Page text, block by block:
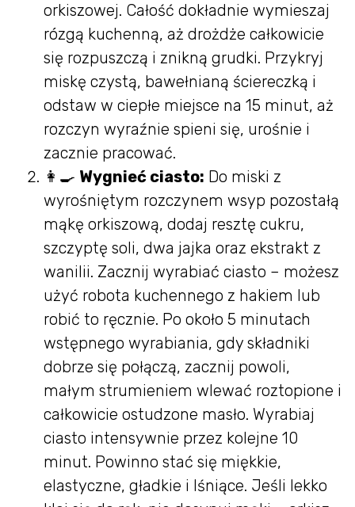
orkiszowej. Całość dokładnie wymieszaj
rózgą kuchenną, aż drożdże całkowicie
się rozpuszczą i znikną grudki. Przykryj
miskę czystą, bawełnianą ściereczką i
odstaw w ciepłe miejsce na 15 minut, aż
rozczyn wyraźnie spieni się, urośnie i
zacznie pracować.
👩‍🍳 Wygnieć ciasto: Do miski z
wyrośniętym rozczynem wsyp pozostałą
mąkę orkiszową, dodaj resztę cukru,
szczyptę soli, dwa jajka oraz ekstrakt z
wanilii. Zacznij wyrabiać ciasto – możesz
użyć robota kuchennego z hakiem lub
robić to ręcznie. Po około 5 minutach
wstępnego wyrabiania, gdy składniki
dobrze się połączą, zacznij powoli,
małym strumieniem wlewać roztopione i
całkowicie ostudzone masło. Wyrabiaj
ciasto intensywnie przez kolejne 10
minut. Powinno stać się miękkie,
elastyczne, gładkie i lśniące. Jeśli lekko